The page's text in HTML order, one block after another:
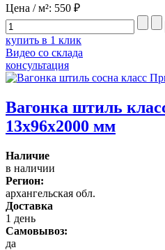
Цена / м²: 550 ₽
купить в 1 клик
Видео со склада
консультация
Вагонка штиль
13x96x2000 мм
Наличие
в наличии
Регион:
архангельская обл.
Доставка
1 день
Самовывоз:
да